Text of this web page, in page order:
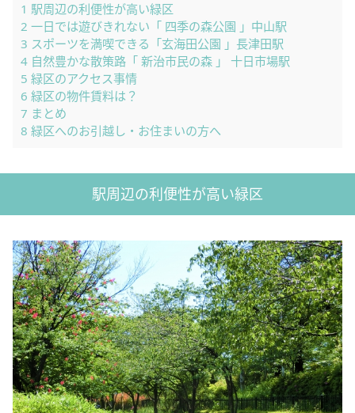
1 駅周辺の利便性が高い緑区
2 一日では遊びきれない「 四季の森公園 」中山駅
3 スポーツを満喫できる「玄海田公園 」長津田駅
4 自然豊かな散策路「 新治市民の森 」 十日市場駅
5 緑区のアクセス事情
6 緑区の物件賃料は？
7 まとめ
8 緑区へのお引越し・お住まいの方へ
駅周辺の利便性が高い緑区